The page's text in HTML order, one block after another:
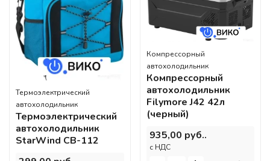
Термоэлектрический
автохолодильник
Термоэлектрический
автохолодильник
StarWind CB-112
Компрессорный
автохолодильник
Компрессорный
автохолодильник
Filymore J42 42л
(черный)
935,00 руб..
c НДС